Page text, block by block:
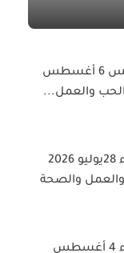
أبراج اليوم الخميس 6 أغسطس
أبراج اليوم الثلاثاء 28يوليو 2026
والصحة
أبراج اليوم الثلاثاء 4 أغسطس